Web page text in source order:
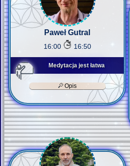
Paweł Gutral
16:00 16:50
Medytacja jest łatwa
Opis